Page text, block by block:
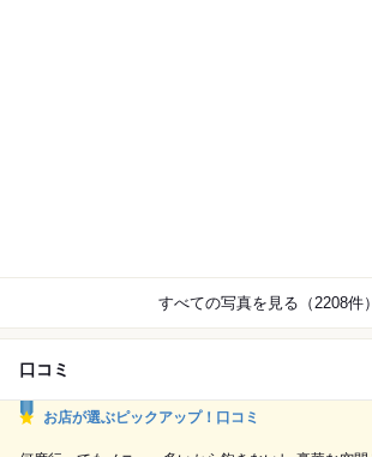
すべての写真を見る（2208件）
口コミ
お店が選ぶピックアップ！口コミ